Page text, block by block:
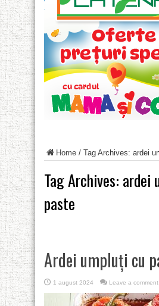
Home / Tag Archives: ardei
Tag Archives: ardei
paste
Ardei umpluți cu
1 august 2024 Leave a comment